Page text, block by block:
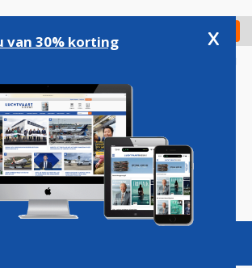
Check in
Podcasts Vacatures
van 30% korting x